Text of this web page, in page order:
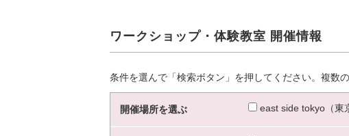
ワークショップ・体験教室 開催情報
条件を選んで「検索ボタン」を押してください。複数
開催場所を選ぶ east side tokyo（東